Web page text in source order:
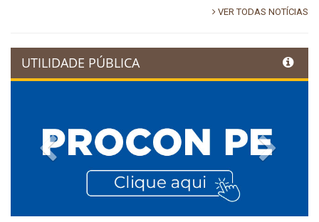
VER TODAS NOTÍCIAS
UTILIDADE PÚBLICA
Previous